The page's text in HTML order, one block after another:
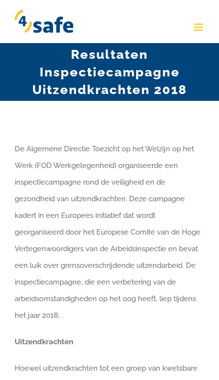
content
Resultaten
Inspectiecampagne
Uitzendkrachten 2018
De Algemene Directie Toezicht op het Welzijn op het
Werk (FOD Werkgelegenheid) organiseerde een
inspectiecampagne rond de veiligheid en de
gezondheid van uitzendkrachten. Deze campagne
kadert in een Europees initiatief dat wordt
georganiseerd door het Europese Comité van de Hoge
Vertegenwoordigers van de Arbeidsinspectie en bevat
een luik over grensoverschrijdende uitzendarbeid. De
inspectiecampagne, die een verbetering van de
arbeidsomstandigheden op het oog heeft, liep tijdens
het jaar 2018.
Uitzendkrachten
Hoewel uitzendkrachten tot een groep van kwetsbare